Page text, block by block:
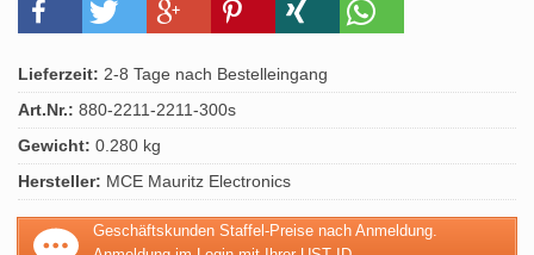
Lieferzeit: 2-8 Tage nach Bestelleingang
Art.Nr.: 880-2211-2211-300s
Gewicht: 0.280 kg
Hersteller: MCE Mauritz Electronics
Geschäftskunden Staffel-Preise nach Anmeldung.